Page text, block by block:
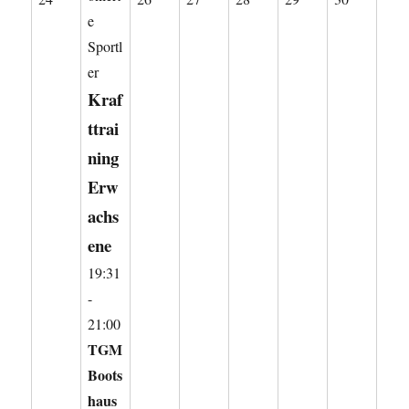
August
e
Sportl
er
Kraf
ttrai
ning
Erw
achs
ene
19:31
-
21:00
TGM
Boots
haus